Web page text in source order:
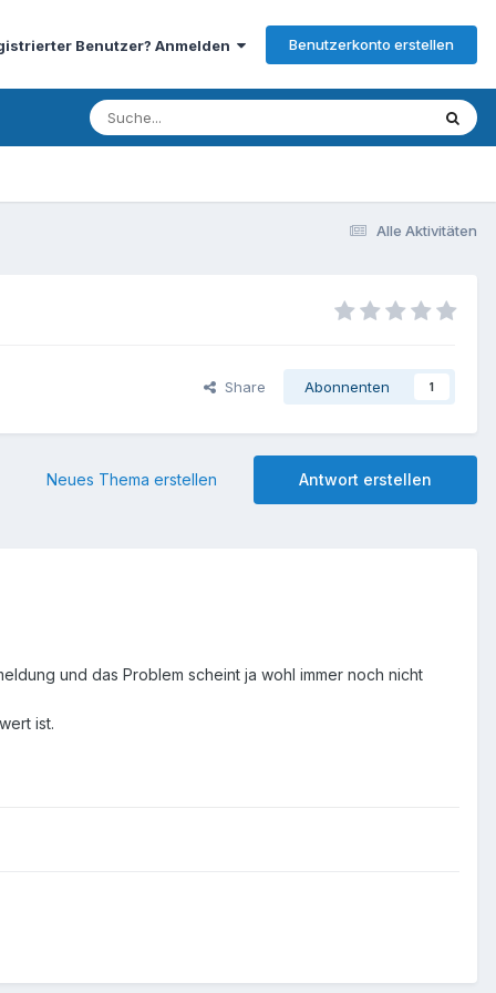
Benutzer? Anmelden Benutzerkonto erstellen
Alle Aktivitäten
Share Abonnenten 1
Antwort erstellen
Neues Thema erstellen
und das Problem scheint ja wohl immer noch nicht
ist.